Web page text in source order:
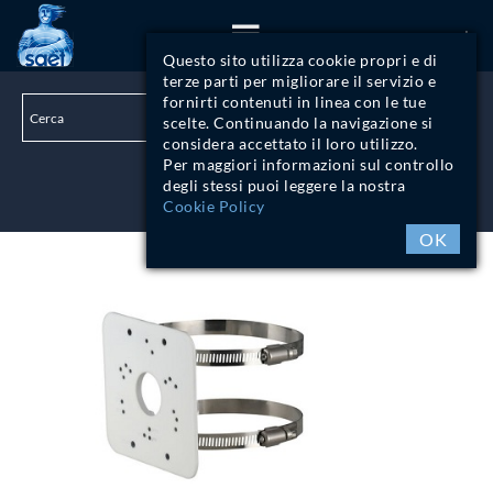
Questo sito utilizza cookie propri e di
terze parti per migliorare il servizio e
fornirti contenuti in linea con le tue
scelte. Continuando la navigazione si
considera accettato il loro utilizzo.
Per maggiori informazioni sul controllo
degli stessi puoi leggere la nostra
Cookie Policy
OK